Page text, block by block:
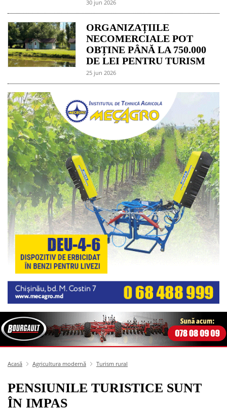
30 jun 2026
ORGANIZAȚIILE
NECOMERCIALE POT
OBȚINE PÂNĂ LA 750.000
DE LEI PENTRU TURISM
25 jun 2026
Acasă Agricultura modernă Turism rural
PENSIUNILE TURISTICE SUNT
ÎN IMPAS